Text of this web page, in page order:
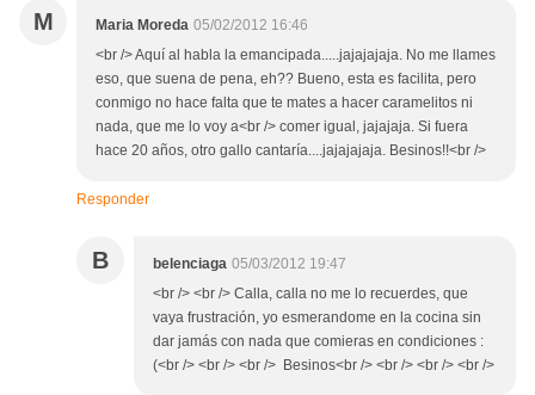
M Maria Moreda 05/02/2012 16:46
<br /> Aquí al habla la emancipada.....jajajajaja. No me llames
eso, que suena de pena, eh?? Bueno, esta es facilita, pero
conmigo no hace falta que te mates a hacer caramelitos ni
nada, que me lo voy a<br /> comer igual, jajajaja. Si fuera
hace 20 años, otro gallo cantaría....jajajajaja. Besinos!!<br />
Responder
B belenciaga 05/03/2012 19:47
<br /> <br /> Calla, calla no me lo recuerdes, que
vaya frustración, yo esmerandome en la cocina sin
dar jamás con nada que comieras en condiciones :
(<br /> <br /> <br /> Besinos<br /> <br /> <br /> <br />